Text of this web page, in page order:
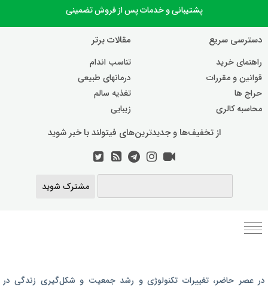
پشتیبانی و خدمات پس از فروش تضمینی
دسترسی سریع
راهنمای خرید
قوانین و مقررات
حراج ها
محاسبه کالری
مقالات برتر
تناسب اندام
درمانهای طبیعی
تغذیه سالم
زیبایی
از تخفیف‌ها و جدیدترین‌های فیتولند با خبر شوید
مشترک شوید
رژیم غذایی بارداری
در عصر حاضر،‌ تغییرات تکنولوژی و رشد جمعیت و شکل‌گیری زندگی‌ در